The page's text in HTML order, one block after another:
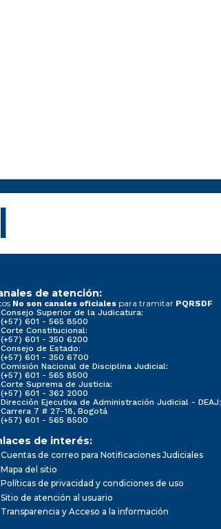
de atención:
No son canales oficiales para tramitar PQRSDF
Consejo Superior de la Judicatura:
(+57) 601 - 565 8500
Corte Constitucional:
(+57) 601 - 350 6200
Consejo de Estado:
(+57) 601 - 350 6700
Comisión Nacional de Disciplina Judicial:
(+57) 601 - 565 8500
Corte Suprema de Justicia:
(+57) 601 - 362 2000
Dirección Ejecutiva de Administración Judicial - DEAJ:
Carrera 7 # 27-18, Bogotá
(+57) 601 - 565 8500
de interés:
Cuentas de correo para Notificaciones Judiciales
Mapa del sitio
Políticas de privacidad y condiciones de uso
Sitio de atención al usuario
Transparencia y Acceso a la información